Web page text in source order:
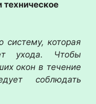
техническое
систему, которая
ухода. Чтобы
окон в течение
соблюдать